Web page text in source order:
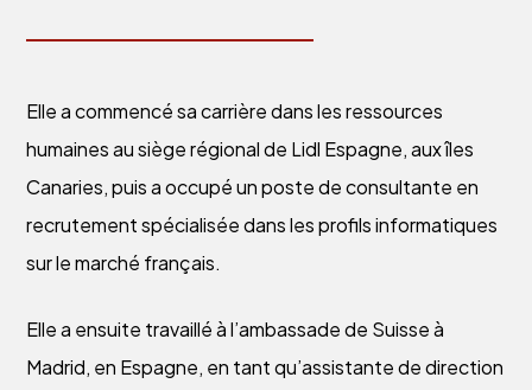
Elle a commencé sa carrière dans les ressources
humaines au siège régional de Lidl Espagne, aux îles
Canaries, puis a occupé un poste de consultante en
recrutement spécialisée dans les profils informatiques
sur le marché français.
Elle a ensuite travaillé à l’ambassade de Suisse à
Madrid, en Espagne, en tant qu’assistante de direction